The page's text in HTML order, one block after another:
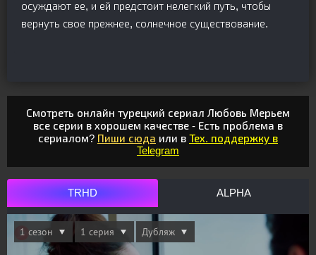
осуждают ее, и ей предстоит нелегкий путь, чтобы
вернуть свое прежнее, солнечное существование.
Смотреть онлайн турецкий сериал Любовь Мерьем
все серии в хорошем качестве - Есть проблема в
сериалом? Пиши сюда или в Тех. поддержку в
Telegram
TRHD ALPHA